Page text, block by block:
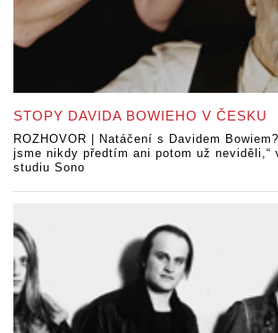
STOPY DAVIDA BOWIEHO V ČESKU
ROZHOVOR | Natáčení s Davidem
jsme nikdy předtím ani potom už neviděli,“
studiu Sono